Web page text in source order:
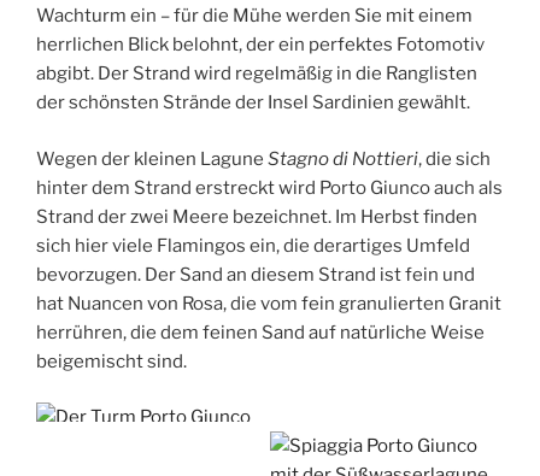
Wachturm ein – für die Mühe werden Sie mit einem
herrlichen Blick belohnt, der ein perfektes Fotomotiv
abgibt. Der Strand wird regelmäßig in die Ranglisten
der schönsten Strände der Insel Sardinien gewählt.
Wegen der kleinen Lagune Stagno di Nottieri, die sich
hinter dem Strand erstreckt wird Porto Giunco auch als
Strand der zwei Meere bezeichnet. Im Herbst finden
sich hier viele Flamingos ein, die derartiges Umfeld
bevorzugen. Der Sand an diesem Strand ist fein und
hat Nuancen von Rosa, die vom fein granulierten Granit
herrühren, die dem feinen Sand auf natürliche Weise
beigemischt sind.